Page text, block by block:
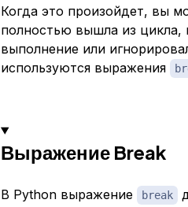
Когда это произойдет, вы
полностью вышла из цикла,
выполнение или
используются выражения
Выражение Break
В Python выражение break